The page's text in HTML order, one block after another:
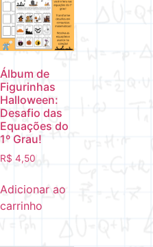
Álbum de
Figurinhas
Halloween:
Desafio das
Equações do
1º Grau!
R$ 4,50
Adicionar ao
carrinho